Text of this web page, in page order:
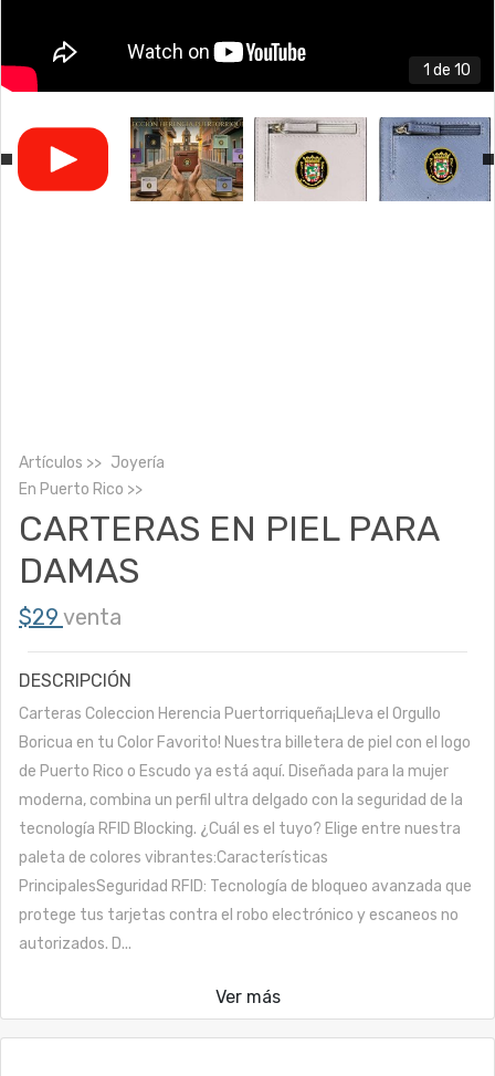
1 de 10
Artículos
Joyería
En Puerto Rico
CARTERAS EN PIEL PARA
DAMAS
$29 venta
DESCRIPCIÓN
Carteras Coleccion Herencia Puertorriqueña¡Lleva el Orgullo
Boricua en tu Color Favorito! Nuestra billetera de piel con el logo
de Puerto Rico o Escudo ya está aquí. Diseñada para la mujer
moderna, combina un perfil ultra delgado con la seguridad de la
tecnología RFID Blocking. ¿Cuál es el tuyo? Elige entre nuestra
paleta de colores vibrantes:Características
PrincipalesSeguridad RFID: Tecnología de bloqueo avanzada que
protege tus tarjetas contra el robo electrónico y escaneos no
autorizados. D...
Ver más